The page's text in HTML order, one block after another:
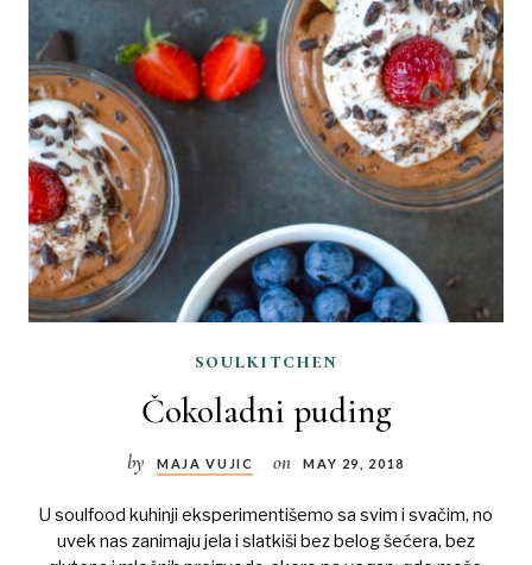
soulkitchen
Čokoladni puding
by MAJA VUJIC on MAY 29, 2018
U soulfood kuhinji eksperimentišemo sa svim i svačim, no
uvek nas zanimaju jela i slatkiši bez belog šećera, bez